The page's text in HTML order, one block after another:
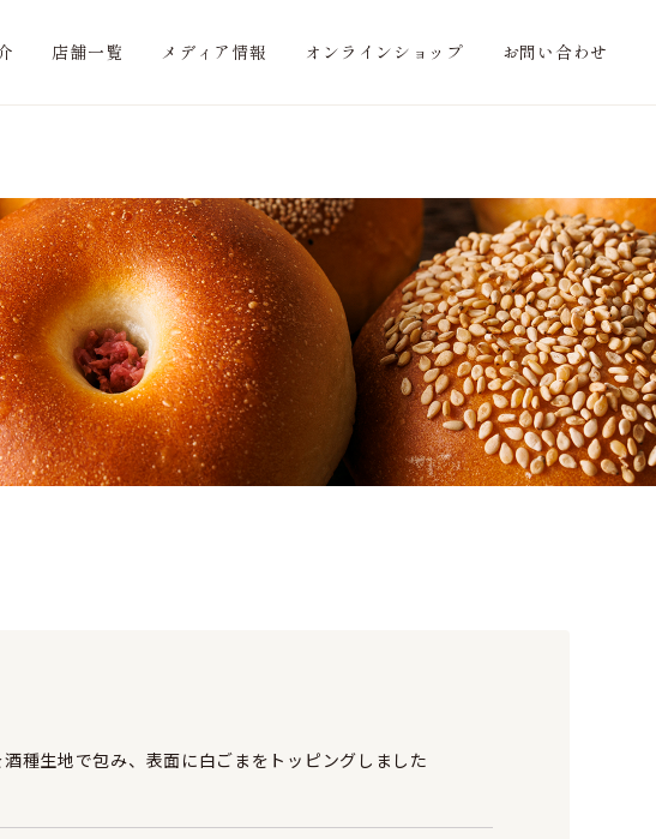
店舗一覧 メディア情報 オンラインショップ お問い合わせ
種生地で包み、表面に白ごまをトッピングしました